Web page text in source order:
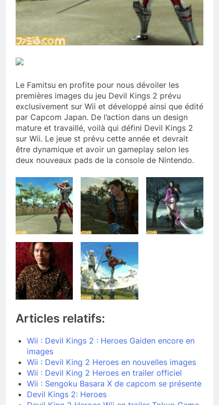
Le Famitsu en profite pour nous dévoiler les
premières images du jeu Devil Kings 2 prévu
exclusivement sur Wii et développé ainsi que édité
par Capcom Japan. De l’action dans un design
mature et travaillé, voilà qui défini Devil Kings 2
sur Wii. Le jeue st prévu cette année et devrait
être dynamique et avoir un gameplay selon les
deux nouveaux pads de la console de Nintendo.
Articles relatifs:
Wii : Devil Kings 2 : Heroes Gaiden encore en
images
Wii : Devil King 2 Heroes en nouvelles images
Wii : Devil King 2 Heroes en trailer officiel
Wii : Sengoku Basara X de capcom se présente
Devil Kings 2: Heroes